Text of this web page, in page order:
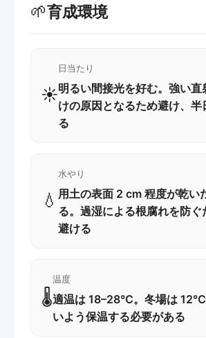
🌱育成環境
☀️
日当たり
明るい間接光を好む。強い直
けの原因となるため避け、半
る
💧
水やり
用土の表面 2 cm 程度が乾い
る。過湿による根腐れを防ぐ
避ける
🌡️
温度
適温は 18–28℃。冬場は 12℃
いよう保温する必要がある